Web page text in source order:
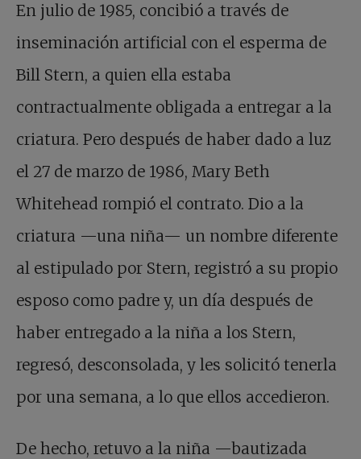
En julio de 1985, concibió a través de
inseminación artificial con el esperma de
Bill Stern, a quien ella estaba
contractualmente obligada a entregar a la
criatura. Pero después de haber dado a luz
el 27 de marzo de 1986, Mary Beth
Whitehead rompió el contrato. Dio a la
criatura —una niña— un nombre diferente
al estipulado por Stern, registró a su propio
esposo como padre y, un día después de
haber entregado a la niña a los Stern,
regresó, desconsolada, y les solicitó tenerla
por una semana, a lo que ellos accedieron.
De hecho, retuvo a la niña —bautizada